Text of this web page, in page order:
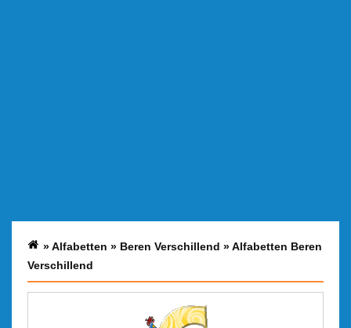
»Alfabetten » Beren Verschillend »Alfabetten Beren
Verschillend